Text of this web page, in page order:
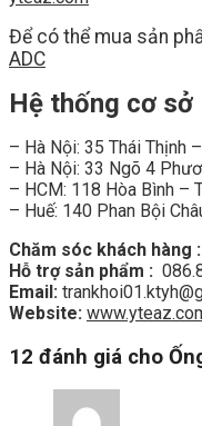
Để có thể mua sản
ADC
Hệ thống cơ sở
– Hà Nội: 35 Thái Thịnh
– Hà Nội: 33 Ngõ 4
– HCM: 118 Hòa Bình –
– Huế: 140 Phan Bội
Chăm sóc khách hàng :
Hỗ trợ sản phẩm :
Email:
Website:
12 đánh giá cho